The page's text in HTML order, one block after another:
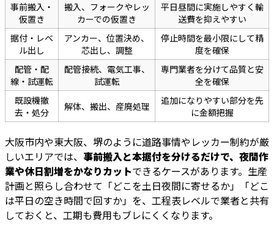
事前搬入・
仮置き
搬入、フォークやレッ
カーでの仮置き
平日昼間に実施しやすく輸
送費を抑えやすい
据付・レベ
ル出し
アンカー、位置決め、
芯出し、調整
停止時間を最小限にして精
度を確保
配管・配
線・試運転
配管接続、電気工事、
試運転
専門業者を分けて品質と安
全を確保
既設機撤
去・処分
解体、搬出、産廃処理
追加になりやすい部分を先
に金額把握
大阪市内や東大阪、堺のように道路事情やレッカー制約が厳
しいエリアでは、 事前搬入と本据付を分けるだけで、夜間作
業や休日割増をかなりカットできるケースがあります。生産
計画と照らし合わせて「どこを土日夜間に寄せるか」「どこ
は平日の空き時間で回すか」を、工程表レベルで業者と共有
しておくと、工期も費用もブレにくくなります。